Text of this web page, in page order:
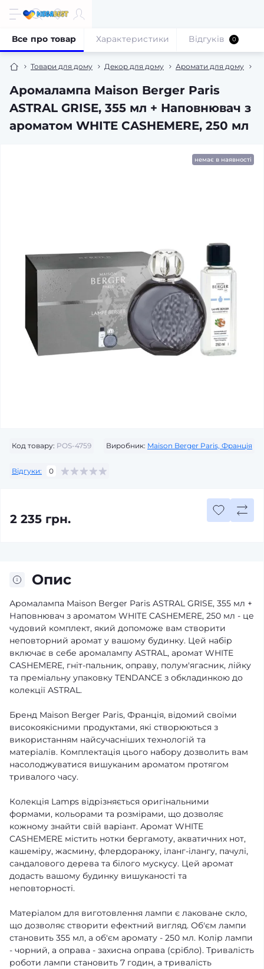
Товари для дому Декор для дому Аромати для дому
Аромалампа Maison Berger Paris
ASTRAL GRISE, 355 мл + Наповнювач з
ароматом WHITE CASHEMERE, 250 мл
Все про товар Характеристики Відгуків 0
немає в наявності
Код товару: POS-4759 Виробник: Maison Berger Paris, Франція
Відгуки: 0
2 235 грн.
Опис
Аромалампа Maison Berger Paris ASTRAL GRISE, 355 мл +
Наповнювач з ароматом WHITE CASHEMERE, 250 мл - це
чудовий комплект, який допоможе вам створити
неповторний аромат у вашому будинку. Цей набір
включає в себе аромалампу ASTRAL, аромат WHITE
CASHEMERE, гніт-пальник, оправу, полум'ягасник, лійку
та преміальну упаковку TENDANCE з обкладинкою до
колекції ASTRAL.
Бренд Maison Berger Paris, Франція, відомий своїми
високоякісними продуктами, які створюються з
використанням найсучасніших технологій та
матеріалів. Комплектація цього набору дозволить вам
насолоджуватися вишуканим ароматом протягом
тривалого часу.
Колекція Lamps відрізняється оригінальними
формами, кольорами та розмірами, що дозволяє
кожному знайти свій варіант. Аромат WHITE
CASHEMERE містить нотки бергамоту, акватичних нот,
кашеміру, жасмину, флердоранжу, іланг-ілангу, пачулі,
сандалового дерева та білого мускусу. Цей аромат
додасть вашому будинку вишуканості та
неповторності.
Матеріалом для виготовлення лампи є лаковане скло,
що дозволяє створити ефектний вигляд. Об'єм лампи
становить 355 мл, а об'єм аромату - 250 мл. Колір лампи
- чорний, а оправа - захисна оправа (срібло). Тривалість
роботи лампи становить 7 годин, а тривалість